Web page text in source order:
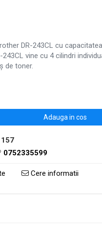
DR-243CL cu
243CL vine cu 4 cilindri
de toner.
Adauga in cos
0752335599
Cere informatii